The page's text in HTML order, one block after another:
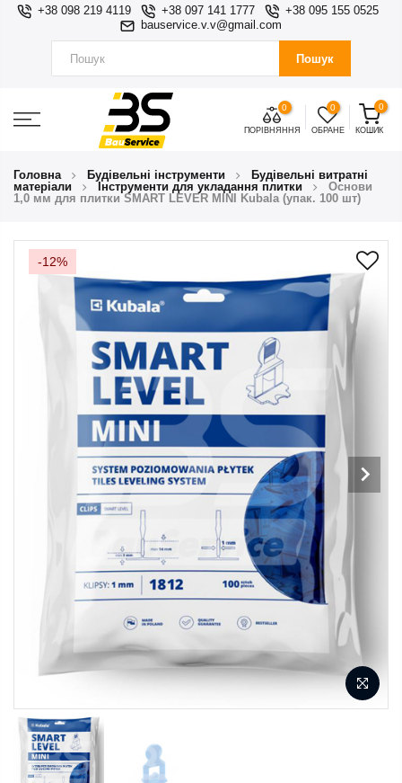
+38 098 219 4119 +38 097 141 1777
+38 095 155 0525
bauservice.v.v@gmail.com
Пошук
0
ПОРІВНЯННЯ
0
ОБРАНЕ
0
КОШИК
Головна Будівельні інструменти
Будівельні витратні
матеріали
Інструменти для укладання плитки
Основи
1,0 мм для плитки SMART LEVER MINI Kubala (упак. 100 шт)
-12%